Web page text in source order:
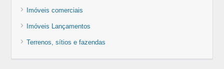
Imóveis comerciais
Imóveis Lançamentos
Terrenos, sítios e fazendas